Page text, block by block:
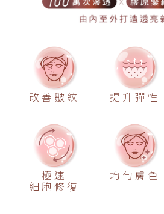
改善皺紋 提升彈性
極速
細胞修復
均勻膚色